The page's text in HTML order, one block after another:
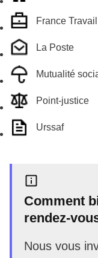
France Travail
La Poste
Mutualité
Point-justice
Urssaf
Comment
rendez-
Nous vous